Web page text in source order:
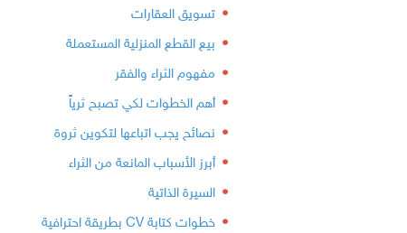
تسويق العقارات
بيع القطع المنزلية المستعملة
مفهوم الثراء والفقر
أهم الخطوات لكي تصبح ثرياً
نصائح يجب اتباعها لتكوين ثروة
أبرز الأسباب المانعة من الثراء
السيرة الذاتية
خطوات كتابة CV بطريقة احترافية